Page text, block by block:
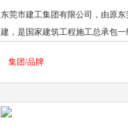
东莞市建工集团有限公司，由原
建，是国家建筑工程施工总承包一
企业，全国工程建设施工总承包
业、连续十年的东莞市50强民营企
集团/品牌